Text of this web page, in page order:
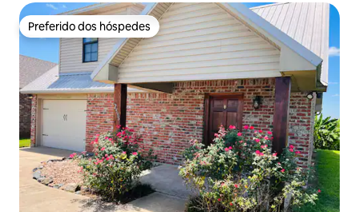
Preferido dos hóspedes
Preferido dos hóspedes